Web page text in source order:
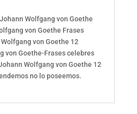
Wolfgang von Goethe
von Goethe Frases
von Goethe 12
von Goethe-Frases celebres
Wolfgang von Goethe 12
no lo poseemos.